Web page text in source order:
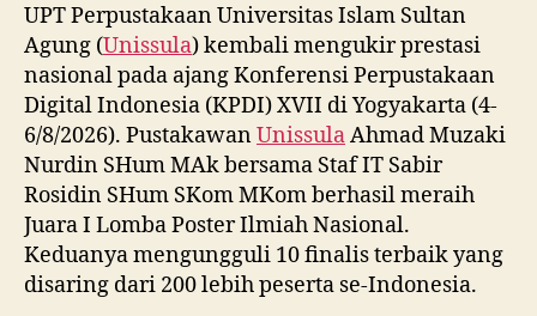
UPT Perpustakaan Universitas Islam Sultan
Agung (Unissula) kembali mengukir prestasi
nasional pada ajang Konferensi Perpustakaan
Digital Indonesia (KPDI) XVII di Yogyakarta (4-
6/8/2026). PustakawanUnissulaAhmad Muzaki
Nurdin SHum MAk bersama Staf IT Sabir
Rosidin SHum SKom MKom berhasil meraih
Juara I Lomba Poster Ilmiah Nasional.
Keduanya mengungguli 10 finalis terbaik yang
disaring dari 200 lebih peserta se-Indonesia.